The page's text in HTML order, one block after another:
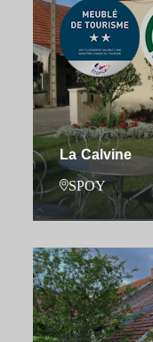
La Calvine
SPOY